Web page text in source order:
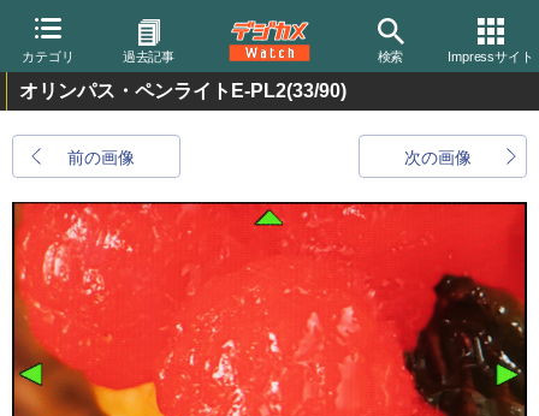
カテゴリ 過去記事 検索 Impressサイト
オリンパス・ペンライトE-PL2(33/90)
前の画像 次の画像